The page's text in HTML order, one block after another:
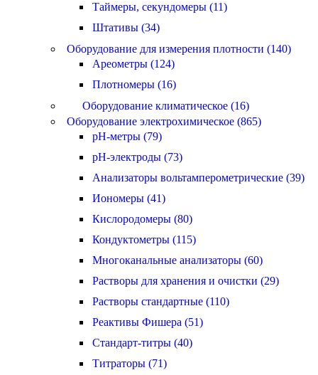
Таймеры, секундомеры (11)
Штативы (34)
Оборудование для измерения плотности (140)
Ареометры (124)
Плотномеры (16)
Оборудование климатическое (16)
Оборудование электрохимическое (865)
pH-метры (79)
pH-электроды (73)
Анализаторы вольтамперометрические (39)
Иономеры (41)
Кислородомеры (80)
Кондуктометры (115)
Многоканальные анализаторы (60)
Растворы для хранения и очистки (29)
Растворы стандартные (110)
Реактивы Фишера (51)
Стандарт-титры (40)
Титраторы (71)